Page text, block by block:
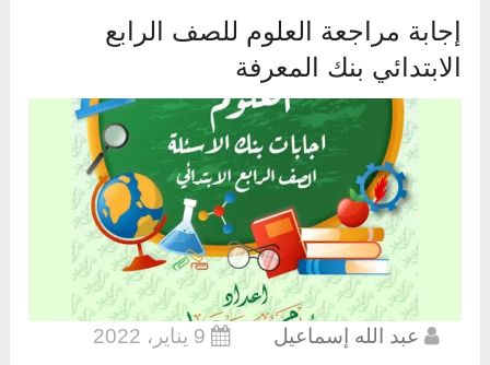
إجابة مراجعة العلوم للصف الرابع
الابتدائي بنك المعرفة
عبد الله إسماعيل 9 يناير، 2022